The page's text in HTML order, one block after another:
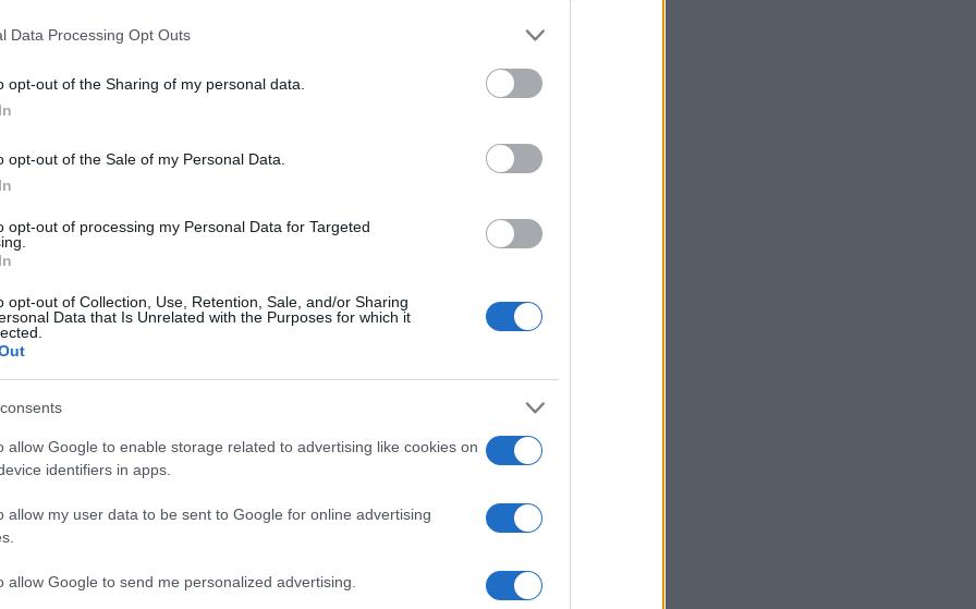
Data Processing Opt Outs
opt-out of the Sharing of my personal data.
opt-out of the Sale of my Personal Data.
opt-out of processing my Personal Data for Targeted
opt-out of Collection, Use, Retention, Sale, and/or Sharing
Data that Is Unrelated with the Purposes for which it
allow Google to enable storage related to advertising like cookies on
identifiers in apps.
allow my user data to be sent to Google for online advertising
allow Google to send me personalized advertising.
zborov.
Preizkusi zdaj